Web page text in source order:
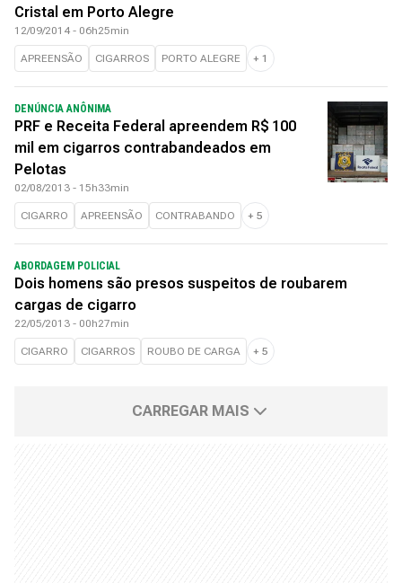
Cristal em Porto Alegre
12/09/2014 - 06h25min
APREENSÃO CIGARROS PORTO ALEGRE + 1
DENÚNCIA ANÔNIMA
PRF e Receita Federal apreendem R$ 100
mil em cigarros contrabandeados em
Pelotas
02/08/2013 - 15h33min
CIGARRO APREENSÃO CONTRABANDO + 5
ABORDAGEM POLICIAL
Dois homens são presos suspeitos de roubarem
cargas de cigarro
22/05/2013 - 00h27min
CIGARRO CIGARROS ROUBO DE CARGA + 5
CARREGAR MAIS